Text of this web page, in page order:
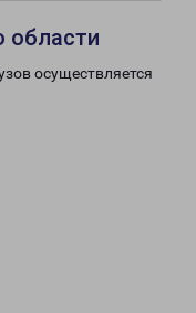
области
осуществляется